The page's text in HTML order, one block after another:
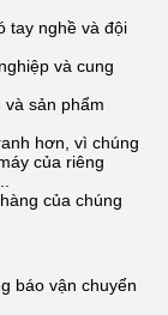
tay nghề và đội
và cung
và sản phẩm
hơn, vì chúng
của riêng
của chúng
báo vận chuyển